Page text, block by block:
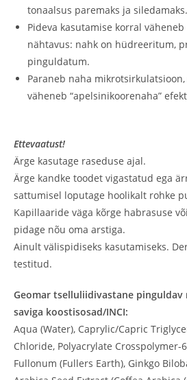
tonaalsus paremaks ja siledamaks.
Pideva kasutamise korral
nähtavus: nahk on hüdreeritum,
pinguldatum.
Paraneb naha
väheneb “apelsinikoorenaha”
Ettevaatust!
Ärge kasutage raseduse ajal.
Ärge kandke toodet vigastatud ega
sattumisel loputage hoolikalt rohke
Kapillaaride väga kõrge habrasuse
pidage nõu oma arstiga.
Ainult välispidiseks kasutamiseks.
testitud.
Geomar tselluliidivastane pinguldav
saviga koostisosad/INCI:
Aqua (Water), Caprylic/Capric
Chloride, Polyacrylate Crosspolymer-
Fullonum (Fullers Earth), Ginkgo